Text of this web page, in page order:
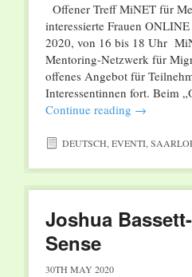
Offener Treff MiNET für
interessierte Frauen
2020, von 16 bis 18 Uhr
Mentoring-Netzwerk für
offenes Angebot für
Interessentinnen fort. Beim
Continue reading →
DEUTSCH,EVENTI,
Joshua
Sense
30TH MAY 2020